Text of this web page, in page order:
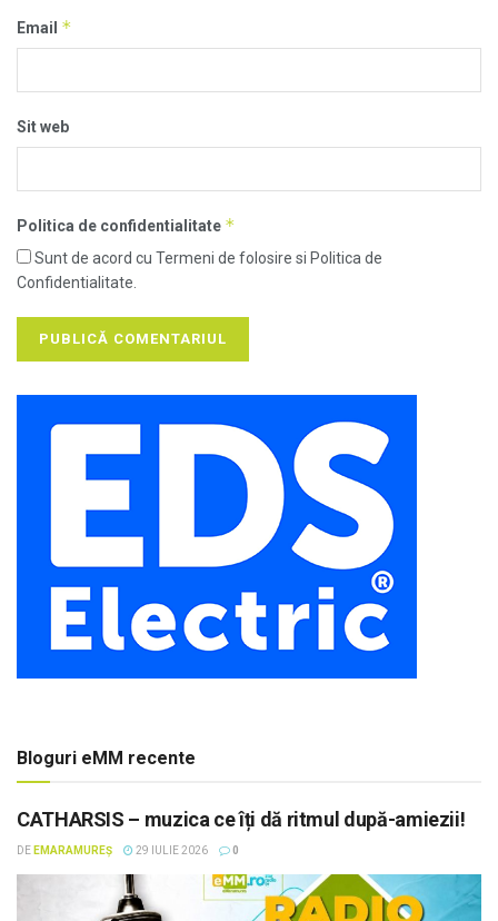
Email *
Sit web
Politica de confidentialitate *
Sunt de acord cu Termeni de folosire si Politica de
Confidentialitate.
Bloguri eMM recente
CATHARSIS – muzica ce îți dă ritmul după-amiezii!
DE EMARAMUREȘ 29 IULIE 2026 0